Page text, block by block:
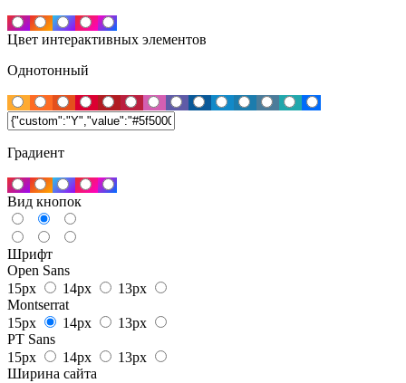
Цвет интерактивных элементов
Однотонный
Градиент
Вид кнопок
Шрифт
Open Sans
15px
14px
13px
Montserrat
15px
14px
13px
PT Sans
15px
14px
13px
Ширина сайта